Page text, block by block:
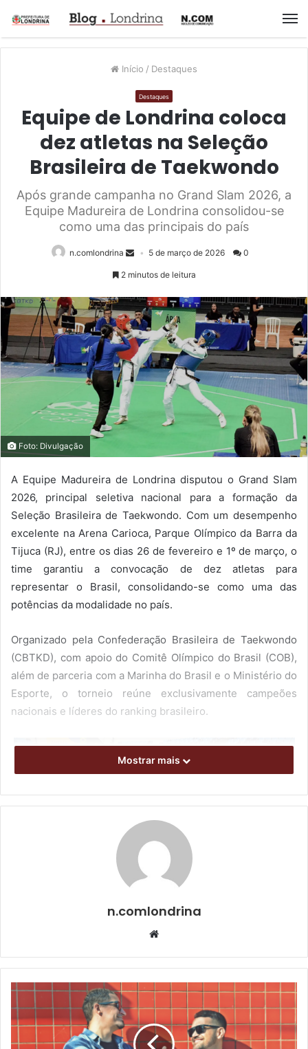
Início / Destaques
Destaques
Equipe de Londrina coloca
dez atletas na Seleção
Brasileira de Taekwondo
Após grande campanha no Grand Slam 2026, a
Equipe Madureira de Londrina consolidou-se
como uma das principais do país
n.comlondrina 5 de março de 2026 0
2 minutos de leitura
Foto: Divulgação
A Equipe Madureira de Londrina disputou o Grand Slam
2026, principal seletiva nacional para a formação da
Seleção Brasileira de Taekwondo. Com um desempenho
excelente na Arena Carioca, Parque Olímpico da Barra da
Tijuca (RJ), entre os dias 26 de fevereiro e 1º de março, o
time garantiu a convocação de dez atletas para
representar o Brasil, consolidando-se como uma das
potências da modalidade no país.
Organizado pela Confederação Brasileira de Taekwondo
(CBTKD), com apoio do Comitê Olímpico do Brasil (COB),
além de parceria com a Marinha do Brasil e o Ministério do
Esporte, o torneio reúne exclusivamente campeões
nacionais e líderes do ranking brasileiro.
O grande nome da competição foi Liz Madureira, que
protagonizou uma campanha memorável. A atleta de
Londrina conquistou o título na categoria adulta, sagrou-
se campeã também no sub-21 até 57kg e, para coroar sua
performance, foi eleita Melhor Atleta Feminina Adulta do
Mostrar mais
n.comlondrina
Website